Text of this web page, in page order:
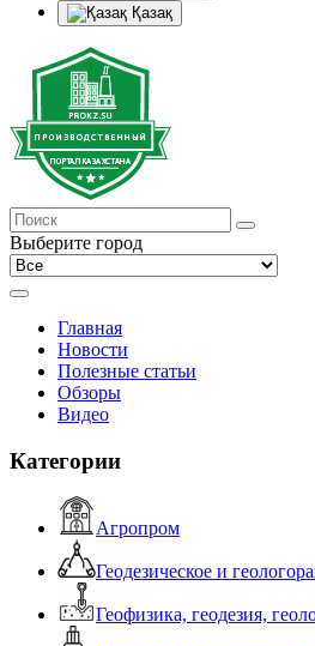
Қазақ
Выберите город
Главная
Новости
Полезные статьи
Обзоры
Видео
Категории
Агропром
Геодезическое и
Геофизика, геодезия,